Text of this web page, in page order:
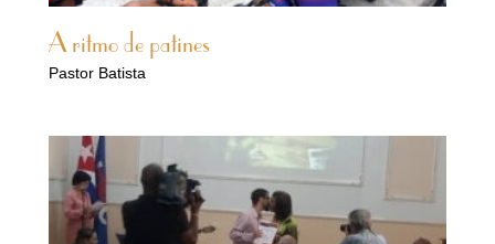
A ritmo de patines
Pastor Batista